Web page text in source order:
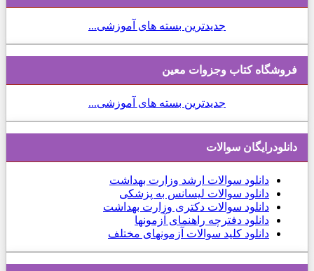
جدیدترین بسته های آموزشی...
فروشگاه کتاب وجزوات معین
جدیدترین بسته های آموزشی...
دانلودرایگان سوالات
دانلود سوالات ارشد وزارت بهداشت
دانلود سوالات لیسانس به پزشکی
دانلود سوالات دکتری وزارت بهداشت
دانلود دفترچه راهنمای آزمونها
دانلود کلید سوالات آزمونهای مختلف